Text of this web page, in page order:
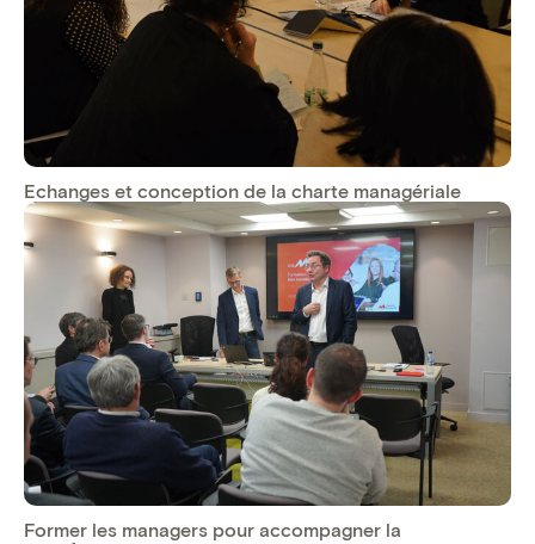
Echanges et conception de la charte managériale
Former les managers pour accompagner la